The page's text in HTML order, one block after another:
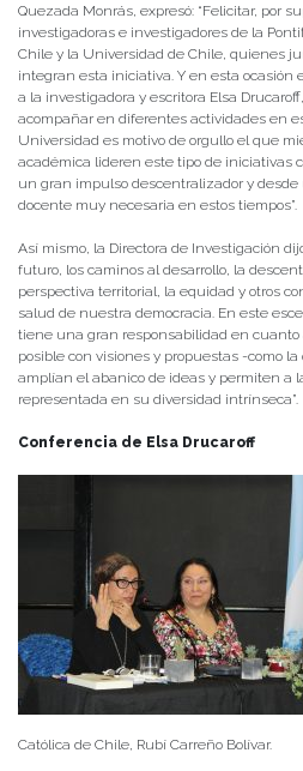
Quezada Monrás, expresó: “Felicitar, por
investigadoras e investigadores de la
Chile y la Universidad de Chile, quienes
integran esta iniciativa. Y en esta ocasión
a la investigadora y escritora Elsa
acompañar en diferentes actividades en
Universidad es motivo de orgullo el que
académica lideren este tipo de iniciativas
un gran impulso descentralizador y
docente muy necesaria en estos tiempos”.
Así mismo, la Directora de Investigación
futuro, los caminos al desarrollo, la
perspectiva territorial, la equidad y otros
salud de nuestra democracia. En este
tiene una gran responsabilidad en cuanto
posible con visiones y propuestas -como
amplían el abanico de ideas y permiten a
representada en su diversidad intrínseca”.
Conferencia de Elsa Drucaroff
Católica de Chile, Rubí Carreño Bolívar.